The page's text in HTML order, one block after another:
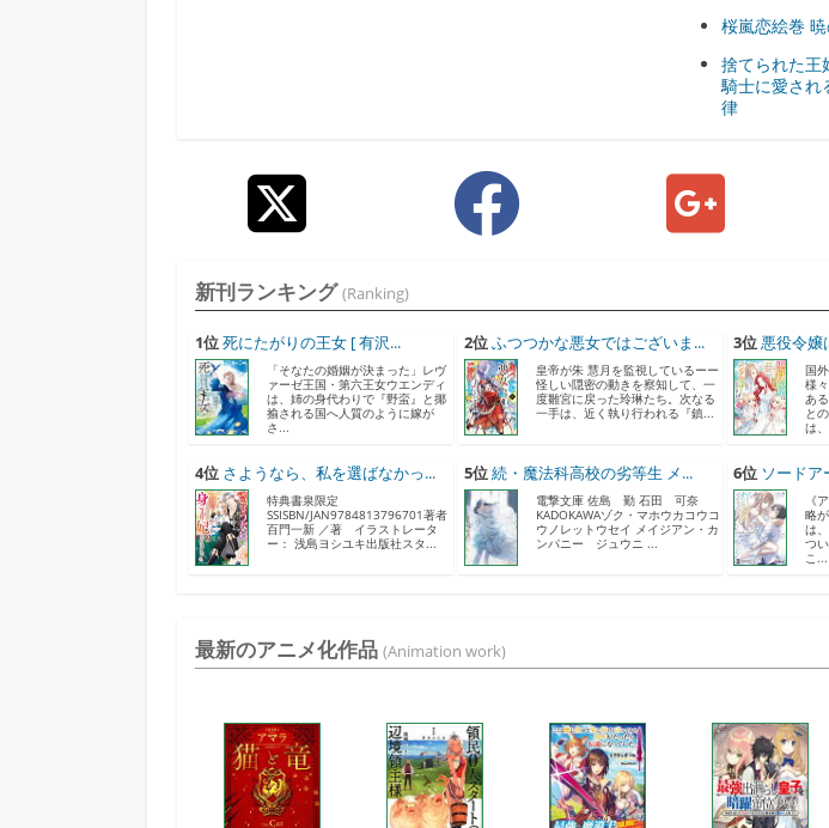
桜嵐恋絵巻
捨てられた王
騎士に愛され
律
新刊ランキング (Ranking)
1位 死にたがりの王女 [ 有沢...
「そなたの婚姻が決まった」レヴ
ァーゼ王国・第六王女ウエンディ
は、姉の身代わりで『野蛮』と揶
揄される国へ人質のように嫁が
さ...
2位 ふつつかな悪女ではございま...
皇帝が朱 慧月を監視しているーー
怪しい隠密の動きを察知して、一
度雛宮に戻った玲琳たち。次なる
一手は、近く執り行われる『鎮...
3位 悪役令嬢
国
様
あ
と
は
4位 さようなら、私を選ばなかっ...
特典書泉限定
SSISBN/JAN9784813796701著者
百門一新 ／著 イラストレータ
ー： 浅島ヨシユキ出版社スタ...
5位 続・魔法科高校の劣等生 メ...
電撃文庫 佐島 勤 石田 可奈
KADOKAWAゾク・マホウカコウコ
ウノレットウセイ メイジアン・カ
ンパニー ジュウニ ...
6位 ソード
《
略
は
つ
こ...
最新のアニメ化作品 (Animation work)